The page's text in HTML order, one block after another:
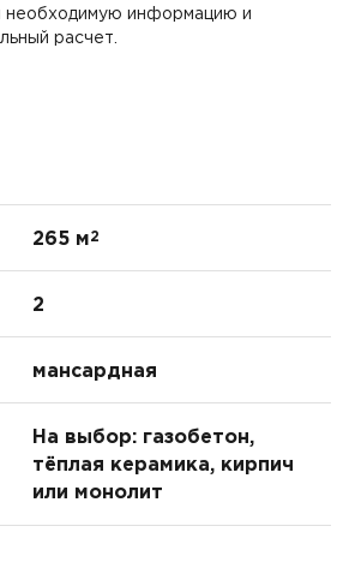
необходимую информацию и
расчет.
265 м2
2
мансардная
На выбор: газобетон,
тёплая керамика, кирпич
или монолит